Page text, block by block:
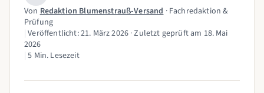
VonRedaktion Blumenstrauß-Versand· Fachredaktion &
Prüfung
Veröffentlicht:21. März 2026 · Zuletzt geprüft am 18. Mai
2026
5 Min. Lesezeit